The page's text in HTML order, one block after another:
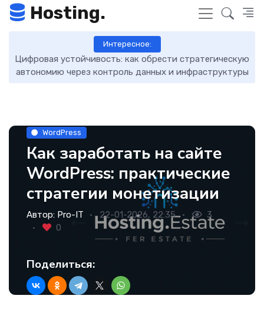
Hosting.
Интересное:
DNS-записи: что это такое, как работают и как ими
управлять
WordPress
Как заработать на сайте
WordPress: практические
стратегии монетизации
Автор: Pro-IT 22-01-2026, 22:35
3
0
Поделиться: